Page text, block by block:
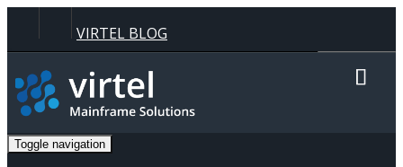
Panneau de gestion des cookies
VIRTEL BLOG
Recherche
Toggle navigation